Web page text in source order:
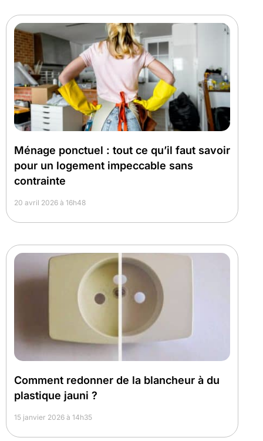
Ménage ponctuel : tout ce qu’il faut savoir
pour un logement impeccable sans
contrainte
20 avril 2026 à 16h48
Comment redonner de la blancheur à du
plastique jauni ?
15 janvier 2026 à 14h35